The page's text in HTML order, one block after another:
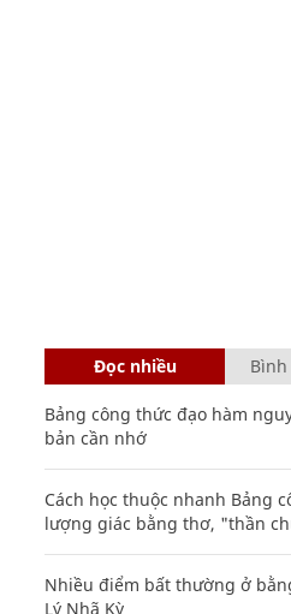
Đọc nhiều
Bảng công thức đạo hàm
bản cần nhớ
Cách học thuộc nhanh Bảng
lượng giác bằng thơ, "thần
Nhiều điểm bất thường ở
Lý Nhã Kỳ